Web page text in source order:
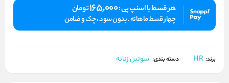
هر قسط با اسنپ پی :165,000تومان
چهار قسط ماهانه . بدون سود ، چک و ضامن
برند: HR دسته بندی: سوتین زنانه